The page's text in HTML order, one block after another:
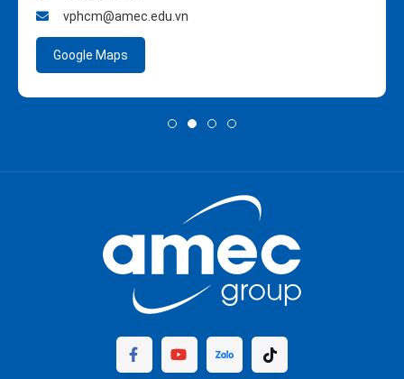
vphcm@amec.edu.vn
Google Maps